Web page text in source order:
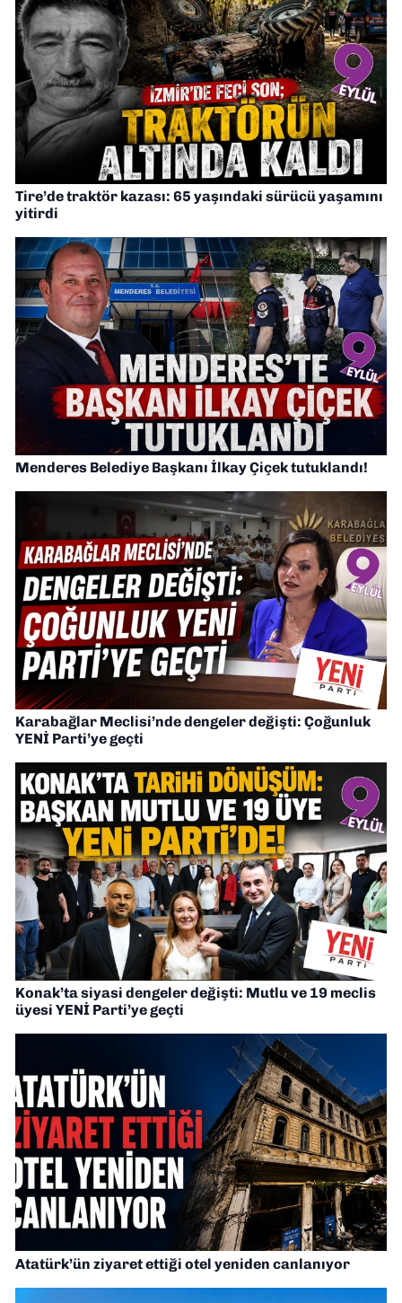
Tire’de traktör kazası: 65 yaşındaki sürücü yaşamını
yitirdi
Menderes Belediye Başkanı İlkay Çiçek tutuklandı!
Karabağlar Meclisi’nde dengeler değişti: Çoğunluk
YENİ Parti’ye geçti
Konak’ta siyasi dengeler değişti: Mutlu ve 19 meclis
üyesi YENİ Parti’ye geçti
Atatürk’ün ziyaret ettiği otel yeniden canlanıyor